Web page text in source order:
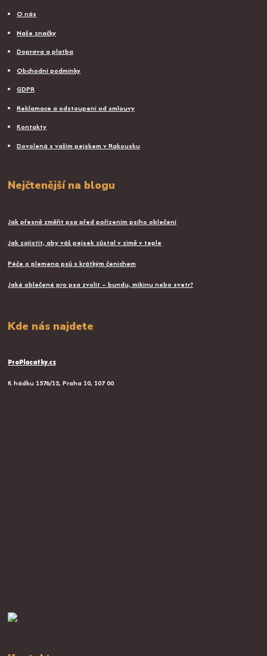
O nás
Naše značky
Doprava a platba
Obchodní podmínky
GDPR
Reklamace a odstoupení od smlouvy
Kontakty
Dovolená s vaším pejskem v Rakousku
Nejčtenější na blogu
Jak přesně změřit psa před pořízením psího oblečení
Jak zajistit, aby váš pejsek zůstal v zimě v teple
Péče o plemena psů s krátkým čenichem
Jaké oblečené pro psa zvolit – bundu, mikinu nebo svetr?
Kde nás najdete
ProPlacatky.cz
K hádku 1576/12, Praha 10, 107 00